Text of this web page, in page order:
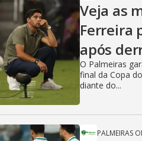
Veja as
Ferreira
após
O Palmeiras
final da Copa
diante do...
PALMEIRAS